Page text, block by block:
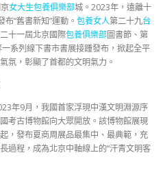
女大生包養俱樂部城。2023年，遠離十
“舊書新知”運動。 包養女人第二十九台
十一屆北京國際包養俱樂部圖書節、第
系列線下書市書展接踵發布，掀起全平
氛，彰顯了首都的文明氣力。
年9月，我國首家浮現中漢文明淵源序
古博物館向大眾開放。該博物館展現
，發布夏商周展品最集中、最典範，充
過程，成為北京中軸線上的“汗青文明客